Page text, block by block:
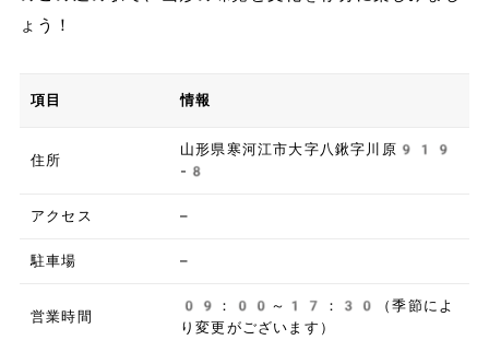
ょう！
項目 情報
住所
山形県寒河江市大字八鍬字川原919
-8
アクセス –
駐車場 –
営業時間
09：00～17：30（季節によ
り変更がございます）